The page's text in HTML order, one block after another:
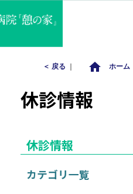
＜ 戻る ｜ home ホーム
休診情報
休診情報
カテゴリ一覧